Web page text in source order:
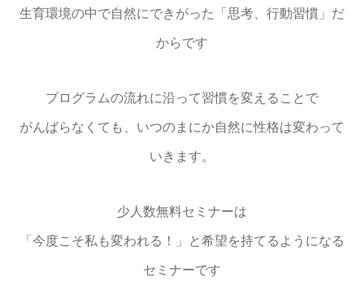
生育環境の中で自然にできがった「思考、行動習慣」だ
からです
プログラムの流れに沿って習慣を変えることで
がんばらなくても、いつのまにか自然に性格は変わって
いきます。
少人数無料セミナーは
「今度こそ私も変われる！」と希望を持てるようになる
セミナーです